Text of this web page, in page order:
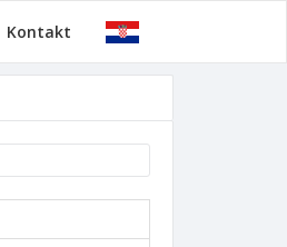
Kontakt